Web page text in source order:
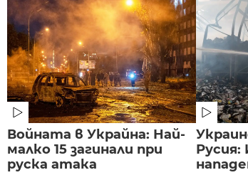
Войната в Украйна: Най-
малко 15 загинали при
руска атака